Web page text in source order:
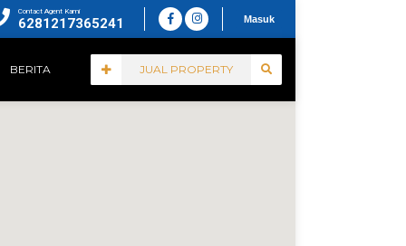
Contact Agent Kami
6281217365241 Masuk
JUAL PROPERTY
BERITA